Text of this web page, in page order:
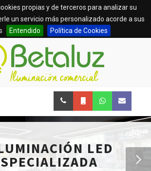
propias y de terceros para analizar su
un servicio más personalizado acorde a sus
Entendido Política de Cookies
LED